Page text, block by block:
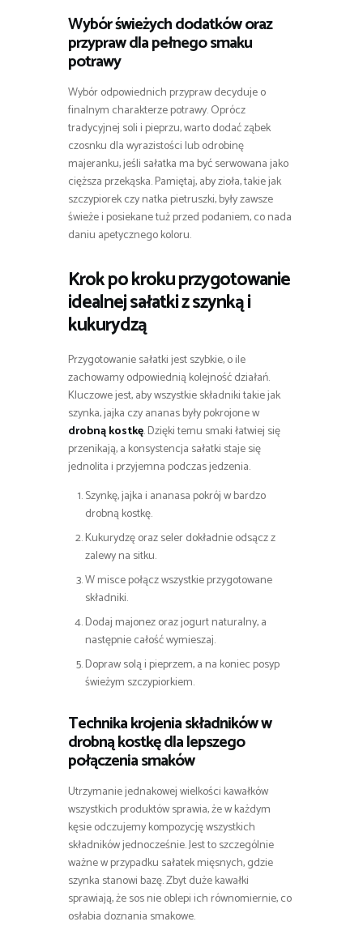
Wybór świeżych dodatków oraz
przypraw dla pełnego smaku
potrawy
Wybór odpowiednich przypraw decyduje o
finalnym charakterze potrawy. Oprócz
tradycyjnej soli i pieprzu, warto dodać ząbek
czosnku dla wyrazistości lub odrobinę
majeranku, jeśli sałatka ma być serwowana jako
cięższa przekąska. Pamiętaj, aby zioła, takie jak
szczypiorek czy natka pietruszki, były zawsze
świeże i posiekane tuż przed podaniem, co nada
daniu apetycznego koloru.
Krok po kroku przygotowanie
idealnej sałatki z szynką i
kukurydzą
Przygotowanie sałatki jest szybkie, o ile
zachowamy odpowiednią kolejność działań.
Kluczowe jest, aby wszystkie składniki takie jak
szynka, jajka czy ananas były pokrojone w
drobną kostkę. Dzięki temu smaki łatwiej się
przenikają, a konsystencja sałatki staje się
jednolita i przyjemna podczas jedzenia.
Szynkę, jajka i ananasa pokrój w bardzo
drobną kostkę.
Kukurydzę oraz seler dokładnie odsącz z
zalewy na sitku.
W misce połącz wszystkie przygotowane
składniki.
Dodaj majonez oraz jogurt naturalny, a
następnie całość wymieszaj.
Dopraw solą i pieprzem, a na koniec posyp
świeżym szczypiorkiem.
Technika krojenia składników w
drobną kostkę dla lepszego
połączenia smaków
Utrzymanie jednakowej wielkości kawałków
wszystkich produktów sprawia, że w każdym
kęsie odczujemy kompozycję wszystkich
składników jednocześnie. Jest to szczególnie
ważne w przypadku sałatek mięsnych, gdzie
szynka stanowi bazę. Zbyt duże kawałki
sprawiają, że sos nie oblepi ich równomiernie, co
osłabia doznania smakowe.